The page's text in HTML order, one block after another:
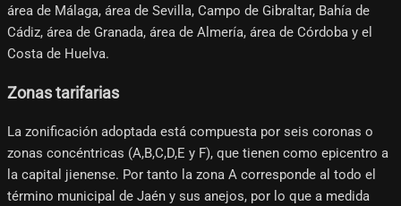
área de Málaga, área de Sevilla, Campo de Gibraltar, Bahía de
Cádiz, área de Granada, área de Almería, área de Córdoba y el
Costa de Huelva.
Zonas tarifarias
La zonificación adoptada está compuesta por seis coronas o
zonas concéntricas (A,B,C,D,E y F), que tienen como epicentro a
la capital jienense. Por tanto la zona A corresponde al todo el
término municipal de Jaén y sus anejos, por lo que a medida